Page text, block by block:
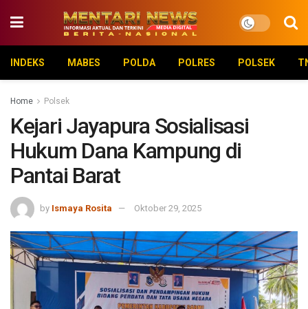
INDEKS MABES POLDA POLRES POLSEK
Home Polsek
Kejari Jayapura Sosialisasi
Hukum Dana Kampung di
Pantai Barat
by Ismaya Rosita Oktober 29, 2025